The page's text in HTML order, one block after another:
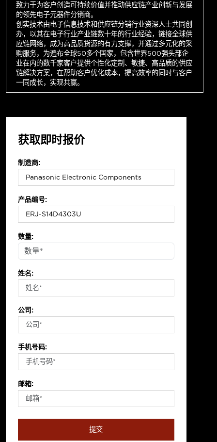
致力于为客户创造可持续价值并推动供应链产业创新与发展
的领先电子元器件分销商。
创实技术由电子信息技术和供应链分销行业资深人士共同创
办，以其在电子行业产业链数十年的行业经验，链接全球供
应链网络，成为高品质货源的有力支撑，并通过多元化的采
购服务，为遍布全球50多个国家，包含世界500强头部企
业在内的数千家客户提供个性化定制、敏捷、高品质的供应
链解决方案，在帮助客户优化成本，提高效率的同时与客户
一同成长，实现共赢。
获取即时报价
制造商:
产品编号:
数量:
姓名:
公司:
手机号码:
邮箱:
提交